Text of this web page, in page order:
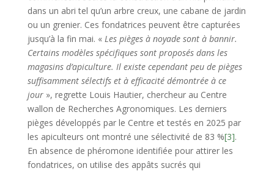
dans un abri tel qu’un arbre creux, une cabane de jardin
ou un grenier. Ces fondatrices peuvent être capturées
jusqu’à la fin mai. « Les pièges à noyade sont à bannir.
Certains modèles spécifiques sont proposés dans les
magasins d’apiculture. Il existe cependant peu de pièges
suffisamment sélectifs et à efficacité démontrée à ce
jour», regrette Louis Hautier, chercheur au Centre
wallon de Recherches Agronomiques. Les derniers
pièges développés par le Centre et testés en 2025 par
les apiculteurs ont montré une sélectivité de 83 %[3].
En absence de phéromone identifiée pour attirer les
fondatrices, on utilise des appâts sucrés qui